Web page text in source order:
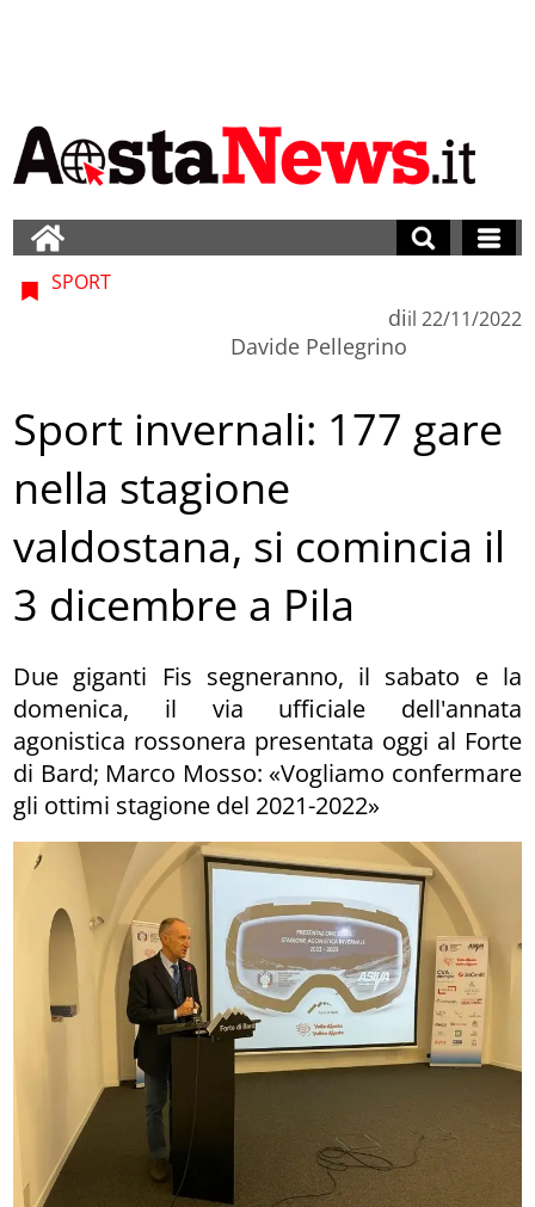
SPORT
di
Davide Pellegrino
il 22/11/2022
Sport invernali: 177 gare
nella stagione
valdostana, si comincia il
3 dicembre a Pila
Due giganti Fis segneranno, il sabato e la
domenica, il via ufficiale dell'annata
agonistica rossonera presentata oggi al Forte
di Bard; Marco Mosso: «Vogliamo confermare
gli ottimi stagione del 2021-2022»